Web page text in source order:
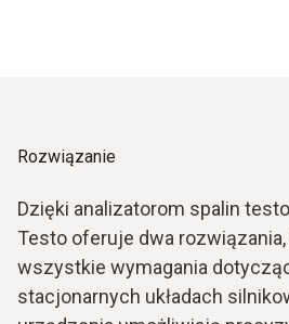
monitorować i optymalizować
Rozwiązanie
Dzięki analizatorom spalin
Testo oferuje dwa rozwiązania,
wszystkie wymagania
stacjonarnych układach